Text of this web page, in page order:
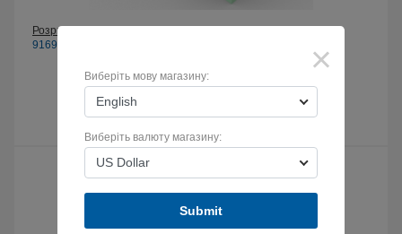
Розривні на плату 3,5 мм
91698шт.
ДЕТАЛЬНІШЕ
×
Виберіть мову магазину:
English
Виберіть валюту магазину:
US Dollar
Submit